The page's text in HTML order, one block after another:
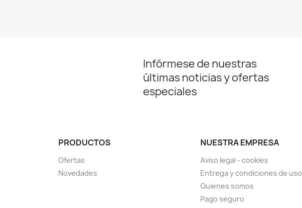
Infórmese de nuestras
últimas noticias y ofertas
especiales
PRODUCTOS
Ofertas
Novedades
NUESTRA EMPRESA
Aviso legal - cookies
Entrega y condiciones de uso
Quienes somos
Pago seguro